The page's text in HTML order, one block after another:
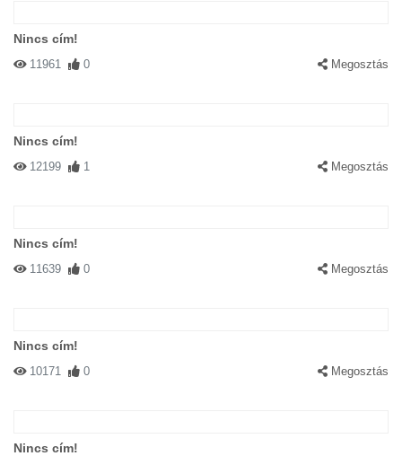
Nincs cím!
11961 0 Megosztás
Nincs cím!
12199 1 Megosztás
Nincs cím!
11639 0 Megosztás
Nincs cím!
10171 0 Megosztás
Nincs cím!